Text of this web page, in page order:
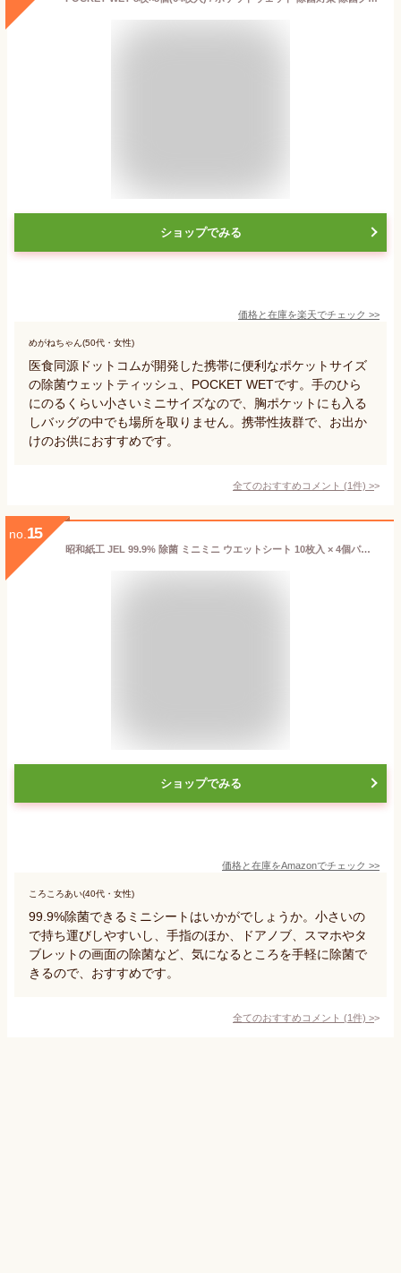
ショップでみる
価格と在庫を楽天でチェック >>
めがねちゃん(50代・女性)
医食同源ドットコムが開発した携帯に便利なポケットサイズ
の除菌ウェットティッシュ、POCKET WETです。手のひら
にのるくらい小さいミニサイズなので、胸ポケットにも入る
しバッグの中でも場所を取りません。携帯性抜群で、お出か
けのお供におすすめです。
全てのおすすめコメント (1件) >
no. 15
昭和紙工 JEL 99.9% 除菌 ミニミニ ウエットシート 10枚入 × 4個パック×4個
ショップでみる
価格と在庫をAmazonでチェック >>
ころころあい(40代・女性)
99.9%除菌できるミニシートはいかがでしょうか。小さいの
で持ち運びしやすいし、手指のほか、ドアノブ、スマホやタ
ブレットの画面の除菌など、気になるところを手軽に除菌で
きるので、おすすめです。
全てのおすすめコメント (1件) >